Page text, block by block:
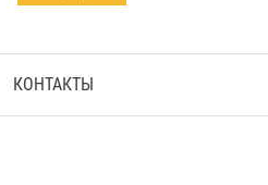
КОНТАКТЫ